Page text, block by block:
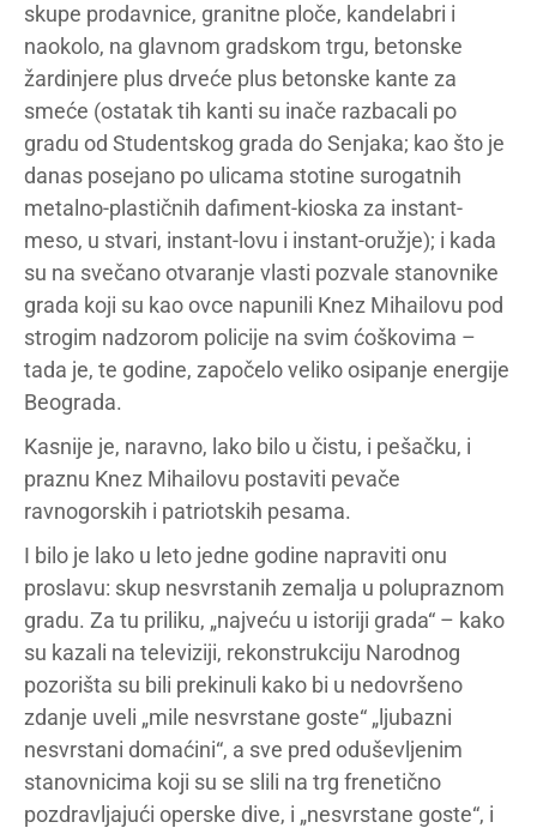
skupe prodavnice, granitne ploče, kandelabri i
naokolo, na glavnom gradskom trgu, betonske
žardinjere plus drveće plus betonske kante za
smeće (ostatak tih kanti su inače razbacali po
gradu od Studentskog grada do Senjaka; kao što je
danas posejano po ulicama stotine surogatnih
metalno-plastičnih dafiment-kioska za instant-
meso, u stvari, instant-lovu i instant-oružje); i kada
su na svečano otvaranje vlasti pozvale stanovnike
grada koji su kao ovce napunili Knez Mihailovu pod
strogim nadzorom policije na svim ćoškovima –
tada je, te godine, započelo veliko osipanje energije
Beograda.
Kasnije je, naravno, lako bilo u čistu, i pešačku, i
praznu Knez Mihailovu postaviti pevače
ravnogorskih i patriotskih pesama.
I bilo je lako u leto jedne godine napraviti onu
proslavu: skup nesvrstanih zemalja u polupraznom
gradu. Za tu priliku, „najveću u istoriji grada“ – kako
su kazali na televiziji, rekonstrukciju Narodnog
pozorišta su bili prekinuli kako bi u nedovršeno
zdanje uveli „mile nesvrstane goste“ „ljubazni
nesvrstani domaćini“, a sve pred oduševljenim
stanovnicima koji su se slili na trg frenetično
pozdravljajući operske dive, i „nesvrstane goste“, i